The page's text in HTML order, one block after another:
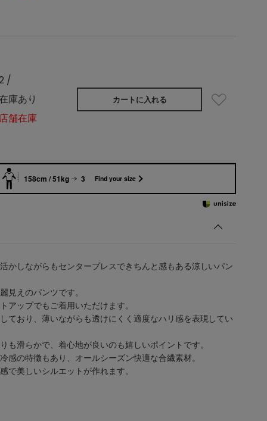
/
庫あり
店舗在庫
カートに入れる
158cm / 51kg 3 Find your size
かしながらもセンタープレスできちんと感もある涼しいパン
見えのパンツです。
アップでもご着用いただけます。
ており、薄いながらも透けにくく適度なハリ感を表現してい
も滑らかで、着心地が良いのも嬉しいポイントです。
感の特徴もあり、オールシーズン快適な合繊素材。
で美しいシルエットが作れます。